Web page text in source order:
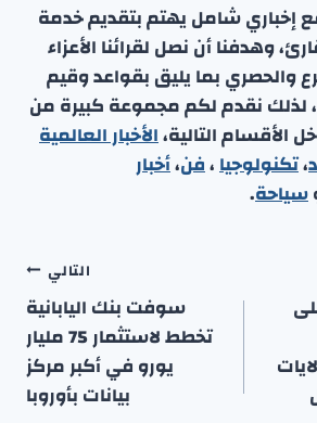
إخباري شامل يهتم بتقديم خدمة
وهدفنا أن نصل لقرائنا الأعزاء
والحصري بما يليق بقواعد وقيم
لذلك نقدم لكم مجموعة كبيرة من
الأقسام التالية،الأخبار العالمية
،تكنولوجيا،فن،أخبار
سياحة.
التالي
سوفت بنك اليابانية
تخطط لاستثمار 75 مليار
يورو في أكبر مركز
بيانات بأوروبا